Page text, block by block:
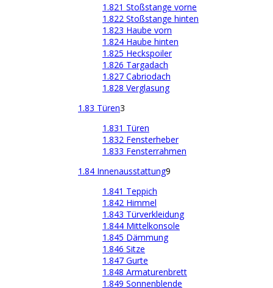
1.821 Stoßstange vorne
1.822 Stoßstange hinten
1.823 Haube vorn
1.824 Haube hinten
1.825 Heckspoiler
1.826 Targadach
1.827 Cabriodach
1.828 Verglasung
1.83 Türen3
1.831 Türen
1.832 Fensterheber
1.833 Fensterrahmen
1.84 Innenausstattung9
1.841 Teppich
1.842 Himmel
1.843 Türverkleidung
1.844 Mittelkonsole
1.845 Dämmung
1.846 Sitze
1.847 Gurte
1.848 Armaturenbrett
1.849 Sonnenblende